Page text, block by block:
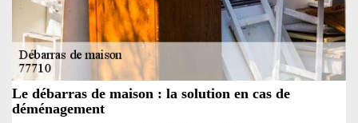
Le débarras de maison : la solution en cas de
déménagement